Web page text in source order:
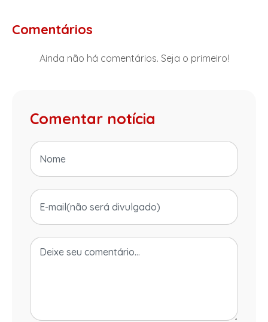
Comentários
Ainda não há comentários. Seja o primeiro!
Comentar notícia